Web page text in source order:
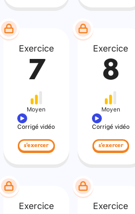
Exercice
7
Moyen
Corrigé vidéo
s'exercer
Exercice
8
Moyen
Corrigé vidéo
s'exercer
Exercice Exercice